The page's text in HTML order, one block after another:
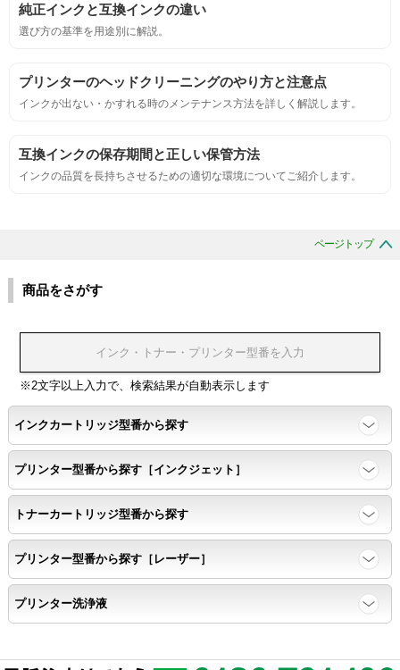
におい
互換性
色同士のにじみがないこと。
浸透性
浸透性テスト用のサンプルを印刷する。
任意の色を背景として使用し、
背景と違う色で8号サイズのArialフォントで
鮮明に印刷できること。
速乾性
互換性テストサンプルを5ページ連続印刷する。
純正インクと互換インクの違い
選び方の基準を用途別に解説。
プリンターのヘッドクリーニングのやり方と注意点
インクが出ない・かすれる時のメンテナンス方法を詳しく解説します。
互換インクの保存期間と正しい保管方法
インクの品質を長持ちさせるための適切な環境についてご紹介します。
ページトップ
商品をさがす
※2文字以上入力で、検索結果が自動表示します
インクカートリッジ型番から探す
プリンター型番から探す［インクジェット］
トナーカートリッジ型番から探す
プリンター型番から探す［レーザー］
プリンター洗浄液